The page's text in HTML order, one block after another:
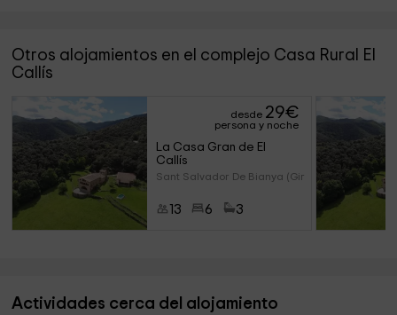
Es una aunténtica casa del siglo XVII adaptada con todas
Rodeada de campos y bosques es el lugar ideal para
desconectar de la rutina y vivir una auténtica experiencia
rural.
Olot, Besalú, Santa Pau, Alta Garrotxa, Camprodon, Ripoll,
Otros alojamientos en el complejo Casa Rural El
Callís
desde 29€
persona y noche
La Casa Gran de El
Callís
Sant Salvador De Bianya (Giron
13 6 3
Actividades cerca del alojamiento